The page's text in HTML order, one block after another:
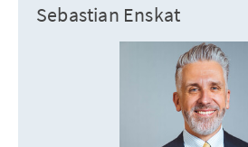
Sebastian Enskat